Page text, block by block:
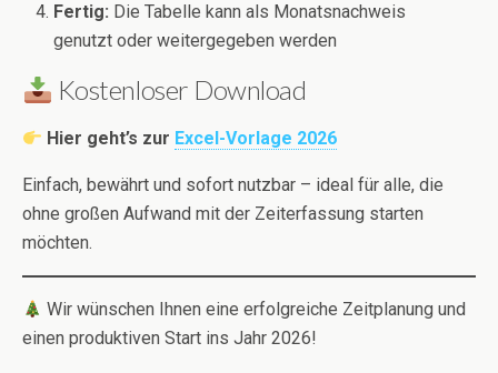
Fertig: Die Tabelle kann als Monatsnachweis
genutzt oder weitergegeben werden
Kostenloser Download
Hier geht’s zur Excel-Vorlage 2026
Einfach, bewährt und sofort nutzbar – ideal für alle, die
ohne großen Aufwand mit der Zeiterfassung starten
möchten.
Wir wünschen Ihnen eine erfolgreiche Zeitplanung und
einen produktiven Start ins Jahr 2026!